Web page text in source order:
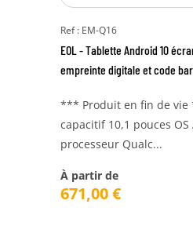
Ref : EM-Q16
EOL - Tablette Android 10
empreinte digitale et code
*** Produit en fin de vie
capacitif 10,1 pouces
processeur Qualc...
À partir de
671,00€